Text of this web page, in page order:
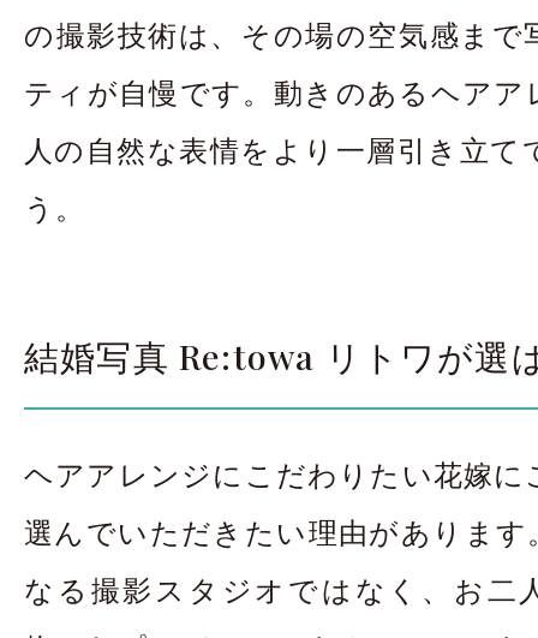
の撮影技術は、その場の空気感まで
ティが自慢です。動きのあるヘアア
人の自然な表情をより一層引き立
う。
結婚写真 Re:towa リトワが選
ヘアアレンジにこだわりたい花嫁に
選んでいただきたい理由があります
なる撮影スタジオではなく、お二